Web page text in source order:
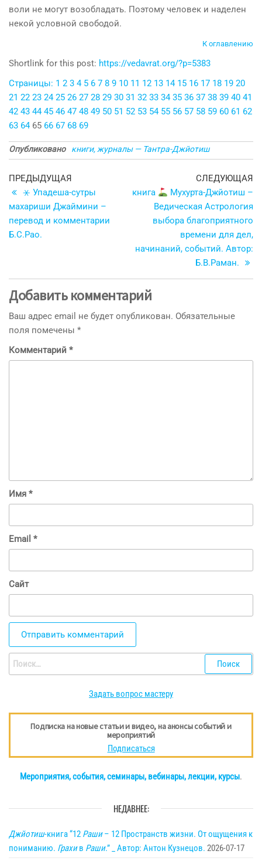
воли не могут возобладать. Поэтому человек и наделен
некой условной свободой.
К оглавлению
Shortlink for this post: https://vedavrat.org/?p=5383
Страницы: 1 2 3 4 5 6 7 8 9 10 11 12 13 14 15 16 17 18 19 20
21 22 23 24 25 26 27 28 29 30 31 32 33 34 35 36 37 38 39 40 41
42 43 44 45 46 47 48 49 50 51 52 53 54 55 56 57 58 59 60 61 62
63 64 65 66 67 68 69
Опубликовано книги, журналы — Тантра-Джйотиш
Навигация
по
записям
Предыдущая
запись
ПРЕДЫДУЩАЯ
⚹ Упадеша-сутры
махариши Джаймини –
перевод и комментарии
Б.С.Рао.
СЛЕДУЮЩАЯ
книга
Мухурта-Джйотиш –
Ведическая Астрология
выбора благоприятного
времени для дел,
начинаний, событий. Автор:
Б.В.Раман.
Добавить комментарий
Ваш адрес email не будет опубликован. Обязательные
поля помечены *
Комментарий *
Имя *
Email *
Сайт
Найти:
Задать вопрос мастеру
Подписка на новые статьи и видео, на анонсы событий и
мероприятий
Подписаться
Мероприятия, события, семинары, вебинары, лекции, курсы.
НЕДАВНЕЕ:
Джйотиш-книга “12 Раши– 12 Пространств жизни. От ощущения к
пониманию. Грахив Раши.” _ Автор: Антон Кузнецов. 2026-07-17